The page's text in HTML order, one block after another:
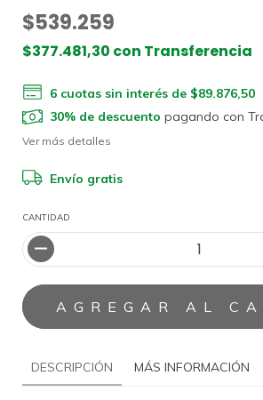
$539.259
$377.481,30 con Transferencia
6 cuotas sin interés de $89.876,50
30% de descuento pagando con
Ver más detalles
Envío gratis
CANTIDAD
DESCRIPCIÓN MÁS INFORMACIÓN